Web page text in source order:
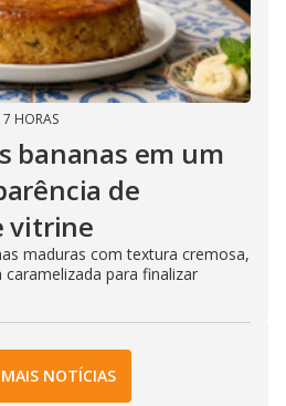
7 HORAS
bananas em um
de
vitrine
maduras com textura cremosa,
para finalizar
NOTÍCIAS